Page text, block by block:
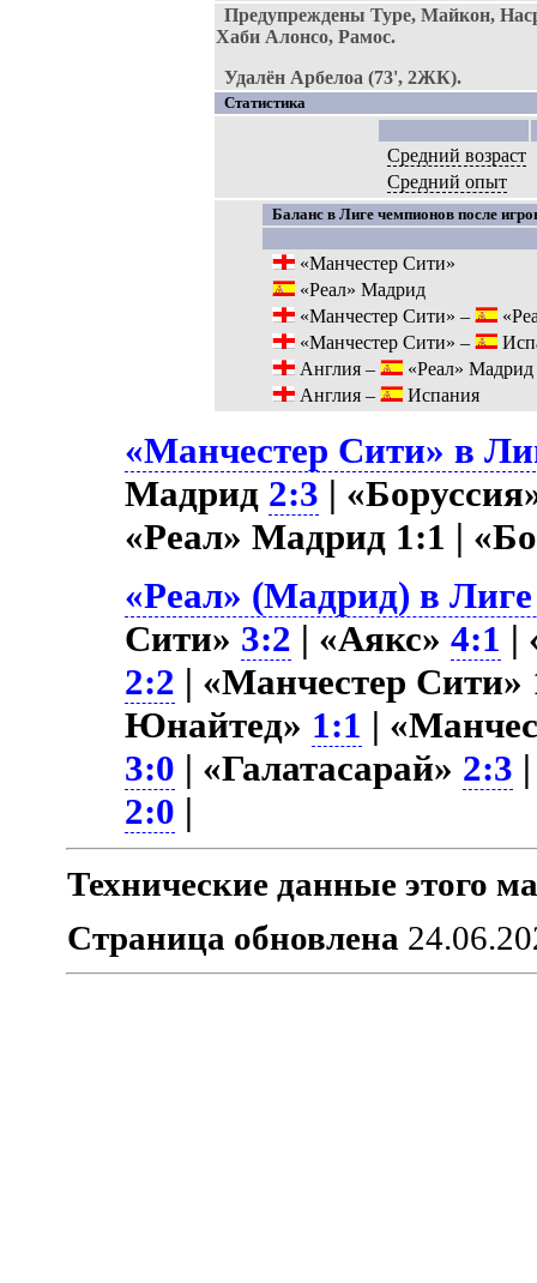
Предупреждены Туре, Майкон,
Хаби Алонсо, Рамос.
Удалён Арбелоа (73', 2ЖК).
Статистика
Средний возраст
Средний опыт
Баланс в Лиге чемпионов после
«Манчестер Сити»
«Реал» Мадрид
«Манчестер Сити» –
«Манчестер Сити» –
Англия –
«Реал» Мадрид
Англия –
Испания
«Манчестер Сити» в
Мадрид 2:3 |
«Реал» Мадрид 1:1 |
«Реал» (Мадрид) в
Сити» 3:2 | «Аякс»4:1 |
2:2 | «Манчестер
Юнайтед» 1:1 |
3:0 | «Галатасарай» 2:3
2:0 |
Технические данные этого
Страница обновлена